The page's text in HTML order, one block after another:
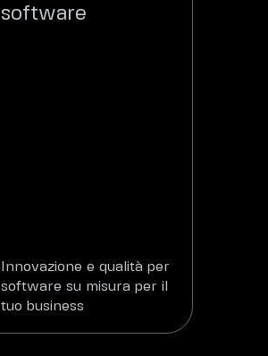
software
Innovazione e qualità per
software su misura per il
tuo business